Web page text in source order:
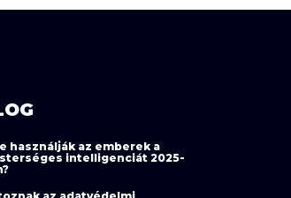
használják az emberek a
intelligenciát 2025-